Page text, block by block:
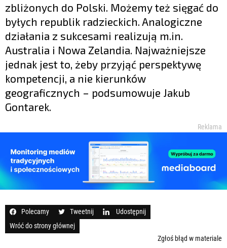
zbliżonych do Polski. Możemy też sięgać do
byłych republik radzieckich. Analogiczne
działania z sukcesami realizują m.in.
Australia i Nowa Zelandia. Najważniejsze
jednak jest to, żeby przyjąć perspektywę
kompetencji, a nie kierunków
geograficznych – podsumowuje Jakub
Gontarek.
Reklama
Polecamy Tweetnij
Udostępnij
Wróć do strony głównej
Zgłoś błąd w materiale